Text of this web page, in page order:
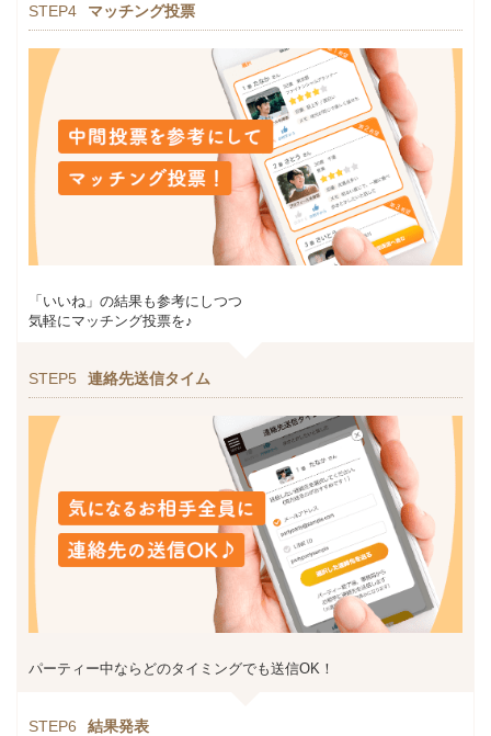
STEP4 マッチング投票
「いいね」の結果も参考にしつつ
気軽にマッチング投票を♪
STEP5 連絡先送信タイム
パーティー中ならどのタイミングでも送信OK！
STEP6 結果発表